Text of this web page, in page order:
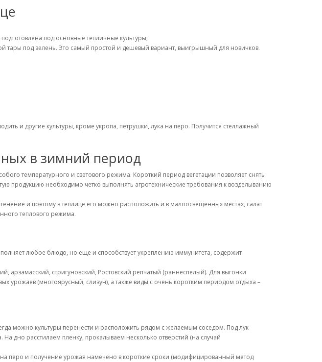
под основные тепличные культуры;
под зелень. Это самый простой и дешевый вариант, выигрышный для новичков.
и другие культуры, кроме укропа, петрушки, лука на перо. Получится стеллажный
в зимний период
температурного и светового режима. Короткий период вегетации позволяет снять
продукцию необходимо четко выполнять агротехнические требования к возделыванию
и поэтому в теплице его можно расположить и в малоосвещенных местах, салат
теплового режима.
любое блюдо, но еще и способствует укреплению иммунитета, содержит
арзамасский, стригуновский, Ростовский репчатый (раннеспелый). Для выгонки
урожаев (многоярусный, слизун), а также виды с очень коротким периодом отдыха –
можно культуры перенести и расположить рядом с желаемым соседом. Под лук
дно расстилаем пленку, прокалываем несколько отверстий (на случай
перо и получение урожая намечено в короткие сроки (модифицированный метод